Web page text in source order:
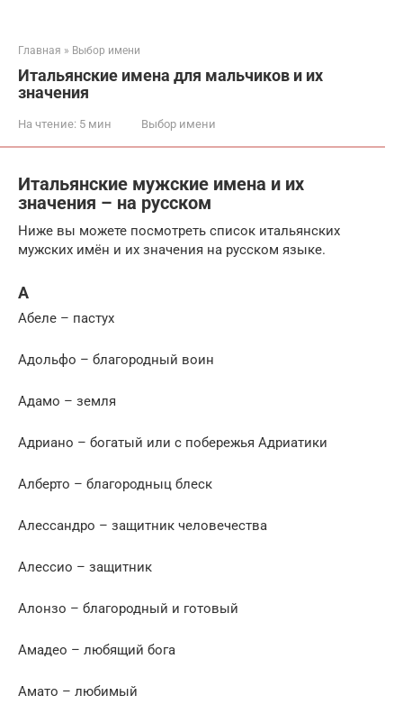
Главная » Выбор имени
Итальянские имена для мальчиков и их
значения
На чтение: 5 мин Выбор имени
Итальянские мужские имена и их
значения – на русском
Ниже вы можете посмотреть список итальянских
мужских имён и их значения на русском языке.
А
Абеле – пастух
Адольфо – благородный воин
Адамо – земля
Адриано – богатый или с побережья Адриатики
Алберто – благородныц блеск
Алессандро – защитник человечества
Алессио – защитник
Алонзо – благородный и готовый
Амадео – любящий бога
Амато – любимый